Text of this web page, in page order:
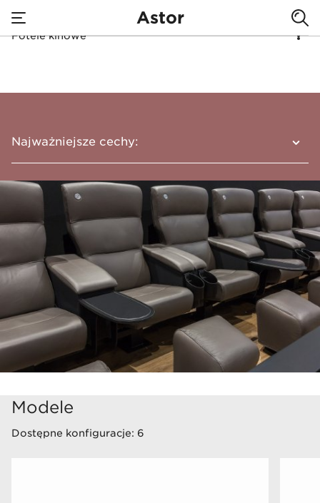
Astor
Fotele kinowe
Fotele kinowe
Najważniejsze cechy:
Numeracja miejsc: haftowana lub
podświetlana LED
Zmienna numeracja foteli
Uchwyt na kubek
Stolik klubowy (wolnostojący lub na
prowadnicy*)
Funkcja Swing*
Stolik serwisowy*
Demontowalny stolik dla osób na wózkach
Modele
Dostępne konfiguracje: 6